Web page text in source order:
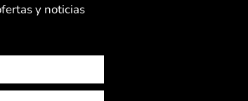
y noticias